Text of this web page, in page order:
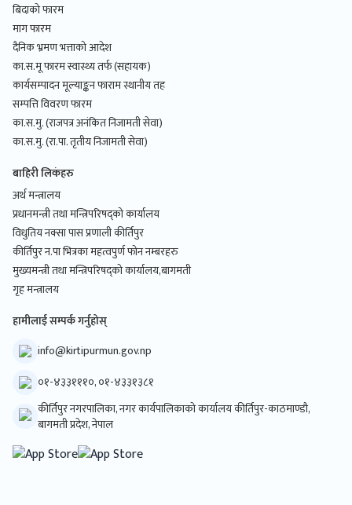
बिदाको फारम
माग फारम
दैनिक भ्रमण भत्ताको आदेश
का.स.मू फारम स्वास्थ्य तर्फ (सहायक)
कार्यसम्पादन मूल्याङ्कन फाराम स्थानीय तह
सम्पत्ति विवरण फारम
का.स.मु. (राजपत्र अनंकित निजामती सेवा)
का.स.मु. (रा.पा. तृतीय निजामती सेवा)
बाहिरी लिकंहरु
अर्थ मन्त्रालय
प्रधानमन्त्री तथा मन्त्रिपरिषद्को कार्यालय
विधुतिय नक्सा पास प्रणाली कीर्तिपुर
कीर्तिपुर न.पा भित्रका महत्वपुर्ण फोन नम्बरहरु
मुख्यमन्त्री तथा मन्त्रिपरिषद्को कार्यालय,बागमती
गृह मन्त्रालय
हामीलाई सम्पर्क गर्नुहोस्
info@kirtipurmun.gov.np
०१-४३३१११०, ०१-४३३१३८१
कीर्तिपुर नगरपालिका, नगर कार्यपालिकाको कार्यालय कीर्तिपुर-काठमाण्डौ,
बागमती प्रदेश, नेपाल